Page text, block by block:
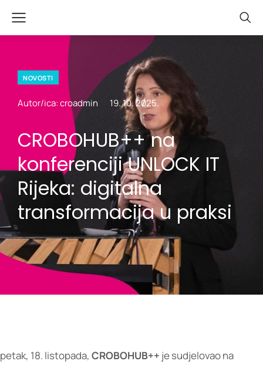
NOVOSTI
Autor/ica: croadmin 19. 10. 2025.
CROBOHUB++ na
konferenciji UNLOCK IT
Rijeka: digitalna
transformacija u praksi
petak, 18. listopada, CROBOHUB++ je sudjelovao na